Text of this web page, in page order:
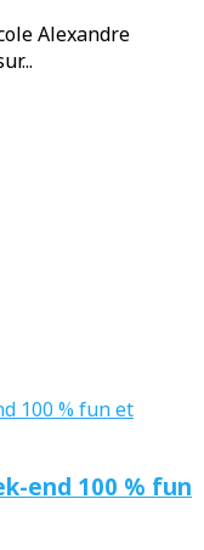
Alexandre
end 100 % fun